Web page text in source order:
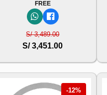
FREE
S/ 3,489.00
S/ 3,451.00
-12%